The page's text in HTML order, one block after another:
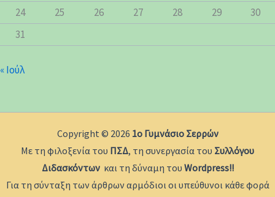
24
25 26 27 28 29
30
31
« Ιούλ
Copyright © 2026 1ο Γυμνάσιο Σερρών
Με τη φιλοξενία του ΠΣΔ, τη συνεργασία του Συλλόγου
Διδασκόντωνκαι τη δύναμη του Wordpress!!
Για τη σύνταξη των άρθρων αρμόδιοι οι υπεύθυνοι κάθε φορά